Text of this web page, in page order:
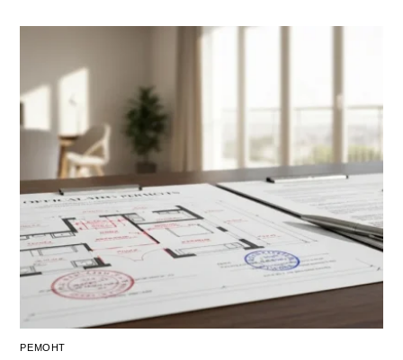
РЕМОНТ